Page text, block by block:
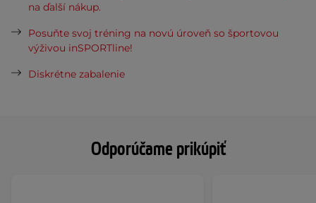
Odporúčame prikúpiť
na ďalší nákup.
Posuňte svoj tréning na novú úroveň so športovou
výživou inSPORTline!
Diskrétne zabalenie